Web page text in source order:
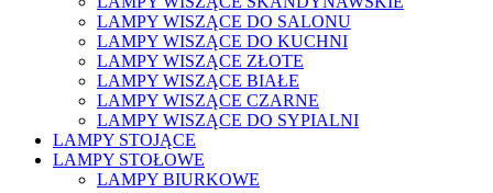
LAMPY WISZĄCE DO SALONU
LAMPY WISZĄCE DO KUCHNI
LAMPY WISZĄCE ZŁOTE
LAMPY WISZĄCE BIAŁE
LAMPY WISZĄCE CZARNE
LAMPY WISZĄCE DO SYPIALNI
LAMPY STOJĄCE
LAMPY STOŁOWE
LAMPY BIURKOWE